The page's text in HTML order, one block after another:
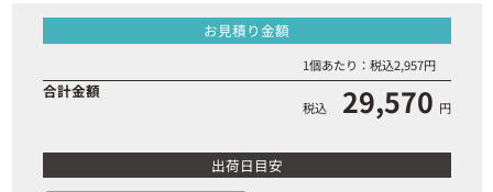
お見積り金額
1個あたり：税込2,957円
合計金額
税込 29,570 円
出荷日目安